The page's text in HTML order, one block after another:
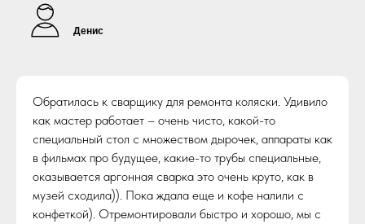
Денис
Обратилась к сварщику для ремонта коляски. Удивило
как мастер работает – очень чисто, какой-то
специальный стол с множеством дырочек, аппараты как
в фильмах про будущее, какие-то трубы специальные,
оказывается аргонная сварка это очень круто, как в
музей сходила)). Пока ждала еще и кофе налили с
конфеткой). Отремонтировали быстро и хорошо, мы с